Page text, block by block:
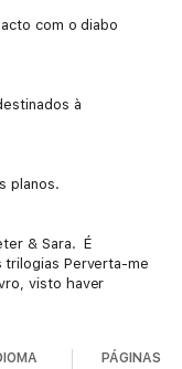
com o diabo
à
planos.
& Sara. É
Perverta-me
visto haver
PÁGINAS